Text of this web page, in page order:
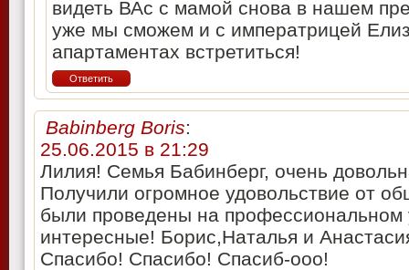
видеть ВАс с мамой снова в нашем
уже мы сможем и с императрицей
апартаментах встретиться!
Ответить
Babinberg Boris:
25.06.2015 в 21:29
Лилия! Семья Бабинберг, очень
Получили огромное удовольствие от
были проведены на профессиональном
интересные! Борис,Наталья и
Спасибо! Спасибо! Спасиб-ооо!